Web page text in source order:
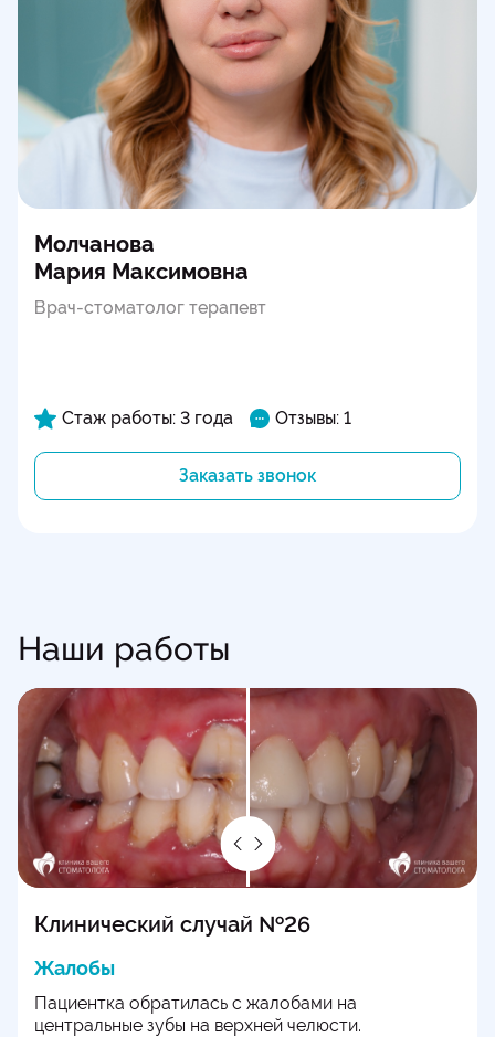
Молчанова
Мария Максимовна
Врач-стоматолог терапевт
Стаж работы: 3 года Отзывы: 1
Заказать звонок
Наши работы
Клинический случай №26
Жалобы
Пациентка обратилась с жалобами на
центральные зубы на верхней челюсти.